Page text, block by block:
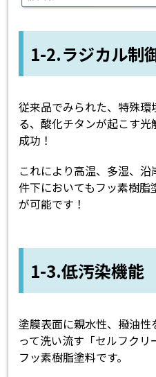
1-2.ラジカル制
従来品でみられた、特殊
る、酸化チタンが起こす
成功！
これにより高温、多湿、
件下においてもフッ素樹脂
が可能です！
1-3.低汚染機能
塗膜表面に親水性、撥油
って洗い流す「セルフク
フッ素樹脂塗料です。